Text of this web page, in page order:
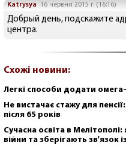
Katrysya 16 червня 2015 г. (16:16)
Добрый день, подскажите
центра.
Схожі новини:
Легкі способи додати
Не вистачає стажу для
після 65 років
Сучасна освіта в
війни та зберігають зв'язок